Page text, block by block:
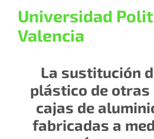
Casos de éxito
Nosotros
Contacto
Universidad
Valencia
La sustitución
plástico de otras
cajas de
fabricadas a